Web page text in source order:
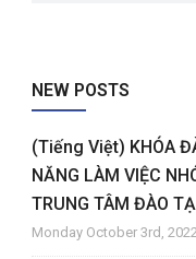
NEW POSTS
(Tiếng Việt) KHÓA
NĂNG LÀM VIỆC
TRUNG TÂM ĐÀO
Monday October 3rd,